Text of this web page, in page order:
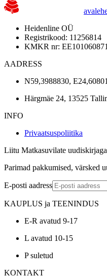
Heidenline OÜ
Registrikood: 11256814
KMKR nr:
AADRESS
N59,3988830,
Härgmäe 24, 13525
INFO
Privaatsuspoliitika
Liitu Matkasuvilate
Parimad pakkumised, värsked
E-posti aadress
KAUPLUS ja TEENINDUS
E-R avatud 9-17
L avatud 10-15
P suletud
KONTAKT